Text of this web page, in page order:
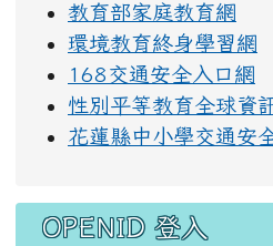
教育部家庭教育網
環境教育終身學習網
168交通安全入口網
性別平等教育全球資
花蓮縣中小學交通安
OPENID 登入